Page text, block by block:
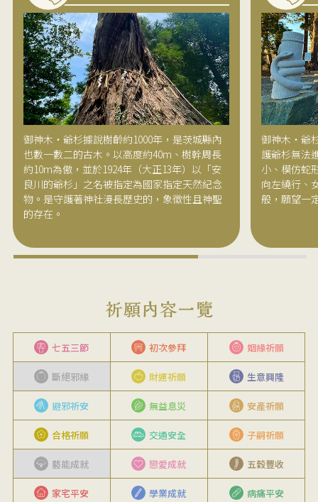
御神木・爺杉據說樹齡約1000年，是茨城縣內
也數一數二的古木。以高度約40m、樹幹周長
約10m為傲，並於1924年（大正13年）以「安
良川的爺杉」之名被指定為國家指定天然紀念
物。是守護著神社漫長歷史的，象徵性且神聖
的存在。
御神木・爺
護爺杉無法
小、模仿蛇
向左繞行、
般，願望一
七五三節 初次參拜 姻緣祈願
斷絕邪緣 財運祈願 生意興隆
避邪祈安 無益息災 安產祈願
合格祈願 交通安全 子嗣祈願
藝能成就 戀愛成就 五穀豐收
家宅平安 學業成就 病痛平安